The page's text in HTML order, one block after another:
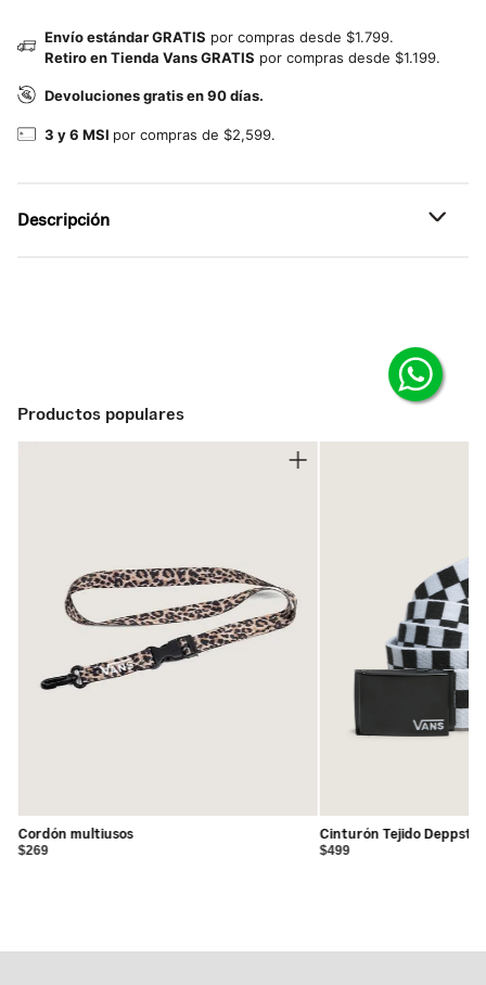
Envío estándar GRATIS por compras desde $1.799.
Retiro en Tienda Vans GRATIS por compras desde $1.199.
Devoluciones gratis en 90 días.
3 y 6 MSI por compras de $2,599.
Descripción
todos los días con un enfoque en comodidad y calidad
Confeccionada en tejido ligero de algodón y con acabado
lavado (garment wash), ofrece una sensación suave y
cómoda desde el primer uso. Su diseño de cuello redondo
- Playera de manga corta para un estilo casual de uso
- Cuello redondo para un look clásico y versátil
- Acabado lavado (garment wash) para mayor suavidad y
Productos populares
Cordón multiusos
$269
Cinturón Tejido Deppster
$499